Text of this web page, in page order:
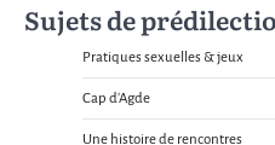
Sujets de
Pratiques sexuelles & jeux
Cap d'Agde
Une histoire de rencontres